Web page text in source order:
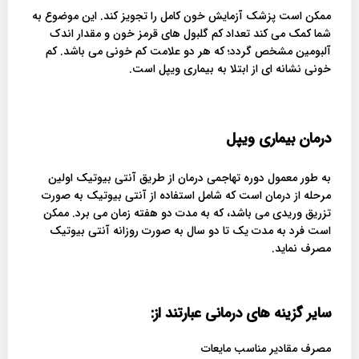
ممکن است پزشک آزمایش خون کامل را تجویز کند. این موضوع به
شما کمک می کند تعداد کم گلبول های قرمز خون و مقدار اندک
آلبومین مشخص گردد؛ که هر دو علامت کم خونی می باشد. کم
خونی نشانه ای از ابتلا به بیماری ویپل است.
درمان بیماری ویپل
به طور معمول دوره تهاجمی درمان از طریق آنتی بیوتیک اولین
مرحله از درمان است که شامل استفاده از آنتی بیوتیک به صورت
تزریق وریدی می باشد، که به مدت دو هفته زمان می برد. ممکن
است فرد به مدت یک تا دو سال به صورت روزانه آنتی بیوتیک
مصرف نماید.
سایر گزینه های درمانی عبارتند از:
مصرف مقادیر مناسب مایعات